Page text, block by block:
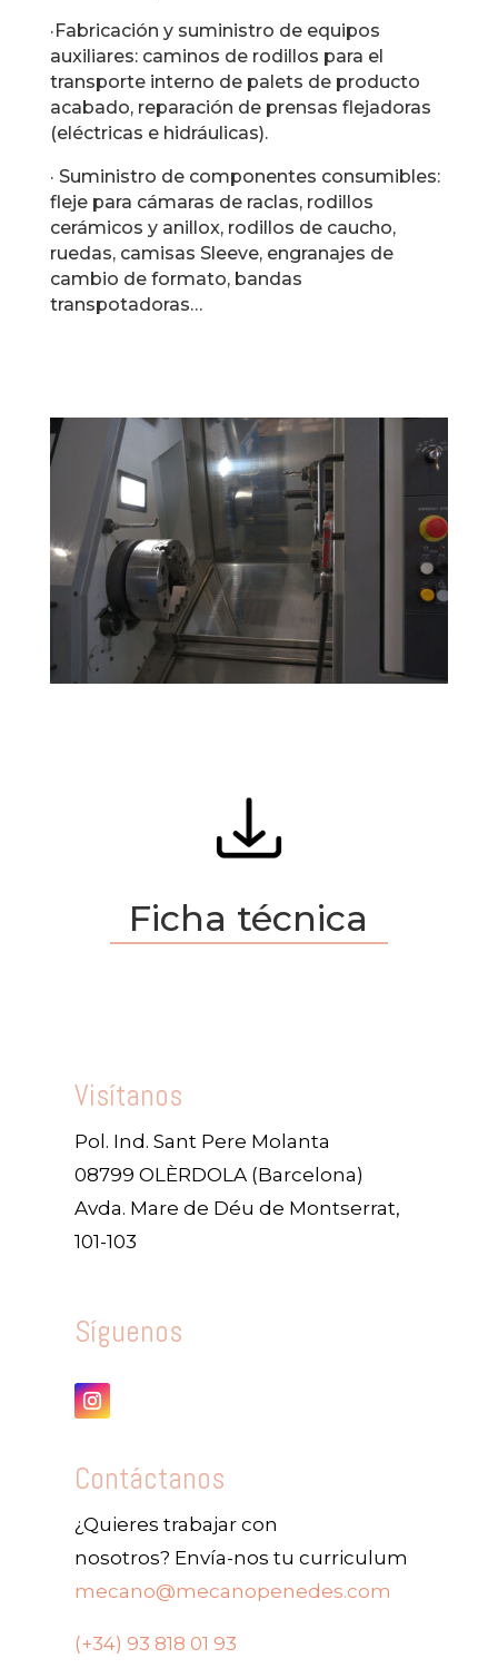
·Fabricación y suministro de equipos
auxiliares: caminos de rodillos para el
transporte interno de palets de producto
acabado, reparación de prensas flejadoras
(eléctricas e hidráulicas).
· Suministro de componentes consumibles:
fleje para cámaras de raclas, rodillos
cerámicos y anillox, rodillos de caucho,
ruedas, camisas Sleeve, engranajes de
cambio de formato, bandas
transpotadoras…
Ficha técnica
Visítanos
Pol. Ind. Sant Pere Molanta
08799 OLÈRDOLA (Barcelona)
Avda. Mare de Déu de Montserrat,
101-103
Síguenos
Contáctanos
¿Quieres trabajar con
nosotros? Envía-nos tu curriculum
mecano@mecanopenedes.com
(+34) 93 818 01 93